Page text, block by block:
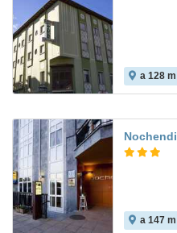
a 128 m
Nochendi
a 147 m